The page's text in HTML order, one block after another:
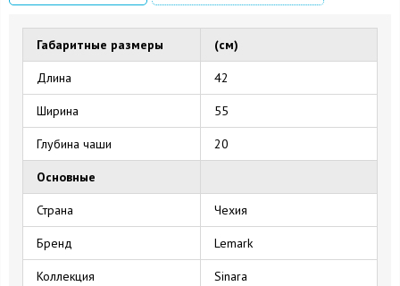
Габаритные размеры (см)
Длина 42
Ширина 55
Глубина чаши 20
Основные
Страна Чехия
Бренд Lemark
Коллекция Sinara